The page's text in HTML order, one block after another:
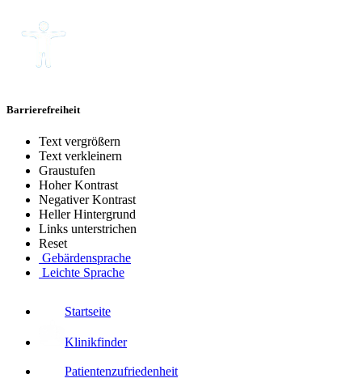
Barrierefreiheit
Text vergrößern
Text verkleinern
Graustufen
Hoher Kontrast
Negativer Kontrast
Heller Hintergrund
Links unterstrichen
Reset
Gebärdensprache
Leichte Sprache
Startseite
Klinikfinder
Patientenzufriedenheit